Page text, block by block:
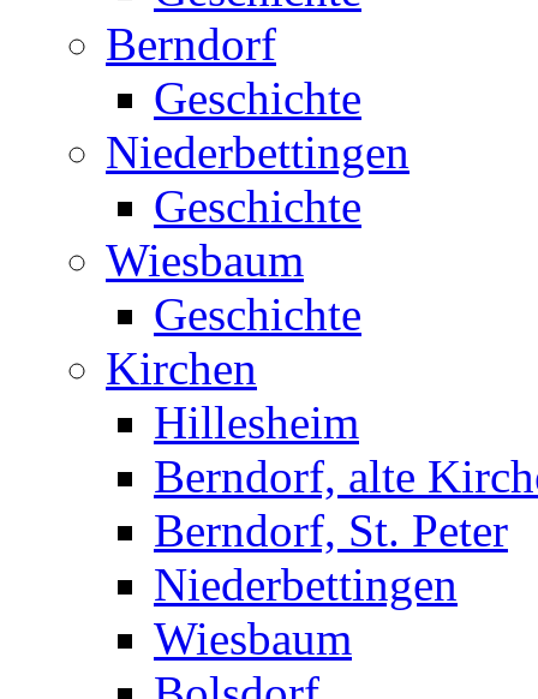
Berndorf
Geschichte
Niederbettingen
Geschichte
Wiesbaum
Geschichte
Kirchen
Hillesheim
Berndorf, alte
Berndorf, St. Peter
Niederbettingen
Wiesbaum